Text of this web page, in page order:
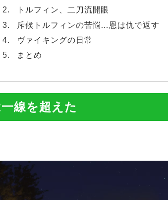
トルフィン、二刀流開眼
斥候トルフィンの苦悩…恩は仇で返す
ヴァイキングの日常
まとめ
線を超えた